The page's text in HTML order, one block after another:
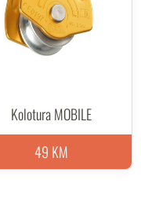
Kolotura MOBILE
49 KM